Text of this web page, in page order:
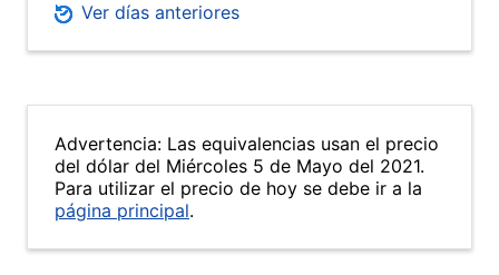
Ver días anteriores
Advertencia: Las equivalencias usan el precio
del dólar del Miércoles 5 de Mayo del 2021.
Para utilizar el precio de hoy se debe ir a la
página principal.